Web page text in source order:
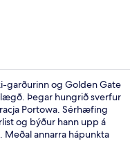
garðurinn og Golden Gate
Þegar hungrið sverfur
Portowa. Sérhæfing
og býður hann upp á
annarra hápunkta